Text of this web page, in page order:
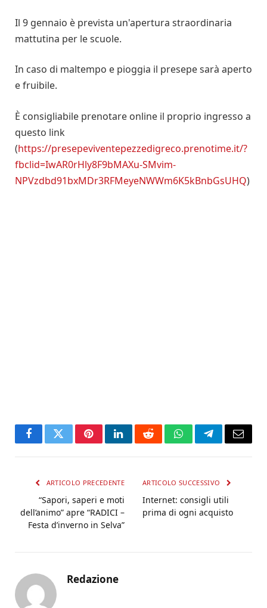
Il 9 gennaio è prevista un'apertura straordinaria
mattutina per le scuole.
In caso di maltempo e pioggia il presepe sarà aperto
e fruibile.
È consigliabile prenotare online il proprio ingresso a
questo link
(https://presepeviventepezzedigreco.prenotime.it/?
fbclid=IwAR0rHly8F9bMAXu-SMvim-
NPVzdbd91bxMDr3RFMeyeNWWm6K5kBnbGsUHQ)
FacebookTwitterPinterestLinkedInRedditWhatsAppTelegramEmail
ARTICOLO PRECEDENTE
“Sapori, saperi e moti
dell’animo” apre “RADICI –
Festa d’inverno in Selva”
ARTICOLO SUCCESSIVO
Internet: consigli utili
prima di ogni acquisto
Redazione